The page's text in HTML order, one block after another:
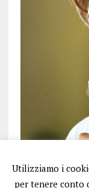
Utilizziamo i
per tenere conto